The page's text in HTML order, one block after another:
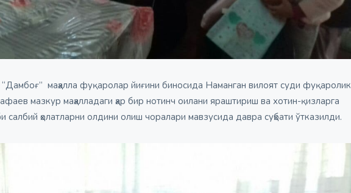
маҳалла фуқаролар йиғини биносида Наманган вилоят суди фуқаролик
мазкур маҳалладаги ҳар бир нотинч оилани яраштириш ва хотин-қизларга
ҳолатларни олдини олиш чоралари мавзусида давра суҳбати ўтказилди.